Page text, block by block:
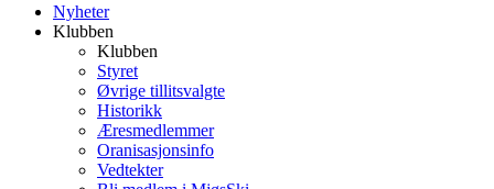
Nyheter
Klubben
Klubben
Styret
Øvrige tillitsvalgte
Historikk
Æresmedlemmer
Oranisasjonsinfo
Vedtekter